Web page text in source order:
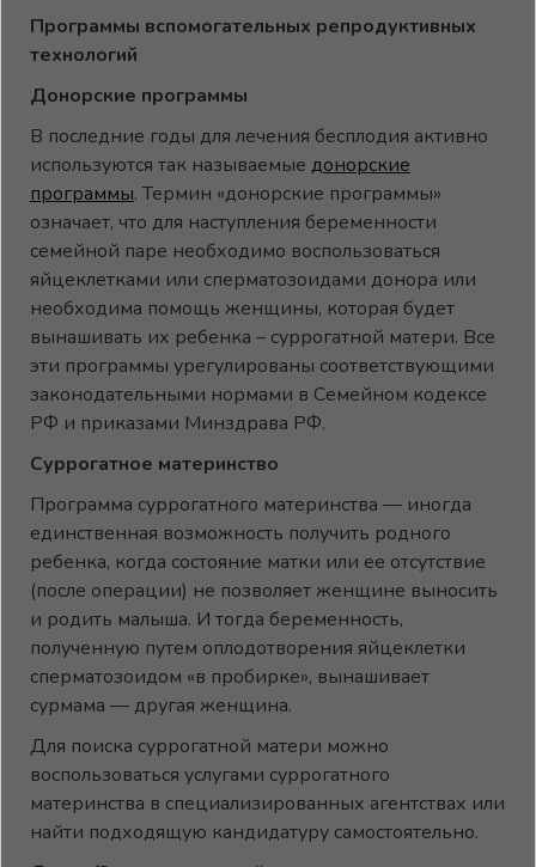
Программы вспомогательных репродуктивных
технологий
Донорские программы
В последние годы для лечения бесплодия активно
используются так называемые донорские
программы. Термин «донорские программы»
означает, что для наступления беременности
семейной паре необходимо воспользоваться
яйцеклетками или сперматозоидами донора или
необходима помощь женщины, которая будет
вынашивать их ребенка – суррогатной матери. Все
эти программы урегулированы соответствующими
законодательными нормами в Семейном кодексе
РФ и приказами Минздрава РФ.
Суррогатное материнство
Программа суррогатного материнства — иногда
единственная возможность получить родного
ребенка, когда состояние матки или ее отсутствие
(после операции) не позволяет женщине выносить
и родить малыша. И тогда беременность,
полученную путем оплодотворения яйцеклетки
сперматозоидом «в пробирке», вынашивает
сурмама — другая женщина.
Для поиска суррогатной матери можно
воспользоваться услугами суррогатного
материнства в специализированных агентствах или
найти подходящую кандидатуру самостоятельно.